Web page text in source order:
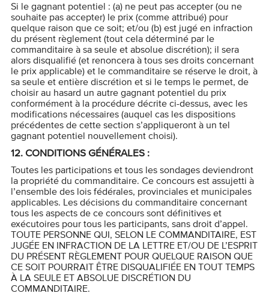
Si le gagnant potentiel : (a) ne peut pas accepter (ou ne
souhaite pas accepter) le prix (comme attribué) pour
quelque raison que ce soit; et/ou (b) est jugé en infraction
du présent règlement (tout cela déterminé par le
commanditaire à sa seule et absolue discrétion); il sera
alors disqualifié (et renoncera à tous ses droits concernant
le prix applicable) et le commanditaire se réserve le droit, à
sa seule et entière discrétion et si le temps le permet, de
choisir au hasard un autre gagnant potentiel du prix
conformément à la procédure décrite ci-dessus, avec les
modifications nécessaires (auquel cas les dispositions
précédentes de cette section s’appliqueront à un tel
gagnant potentiel nouvellement choisi).
12. CONDITIONS GÉNÉRALES :
Toutes les participations et tous les sondages deviendront
la propriété du commanditaire. Ce concours est assujetti à
l’ensemble des lois fédérales, provinciales et municipales
applicables. Les décisions du commanditaire concernant
tous les aspects de ce concours sont définitives et
exécutoires pour tous les participants, sans droit d’appel.
TOUTE PERSONNE QUI, SELON LE COMMANDITAIRE, EST
JUGÉE EN INFRACTION DE LA LETTRE ET/OU DE L’ESPRIT
DU PRÉSENT RÈGLEMENT POUR QUELQUE RAISON QUE
CE SOIT POURRAIT ÊTRE DISQUALIFIÉE EN TOUT TEMPS
À LA SEULE ET ABSOLUE DISCRÉTION DU
COMMANDITAIRE.